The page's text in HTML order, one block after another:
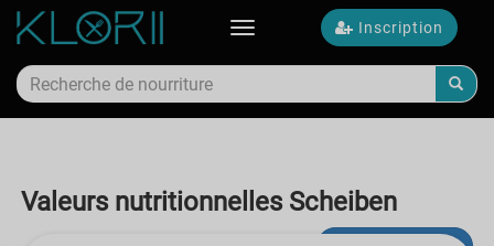
Inscription
Toggle
Valeurs nutritionnelles Scheiben